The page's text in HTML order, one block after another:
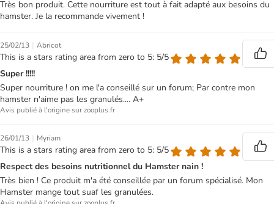
Très bon produit. Cette nourriture est tout à fait adapté aux besoins du
hamster. Je la recommande vivement !
25/02/13 | Abricot
This is a stars rating area from zero to 5: 5/5
Super !!!!!
Super nourriture ! on me l'a conseillé sur un forum; Par contre mon
hamster n'aime pas les granulés.... A+
Avis publié à l'origine sur zooplus.fr
26/01/13 | Myriam
This is a stars rating area from zero to 5: 5/5
Respect des besoins nutritionnel du Hamster nain !
Très bien ! Ce produit m'a été conseillée par un forum spécialisé. Mon
Hamster mange tout suaf les granulées.